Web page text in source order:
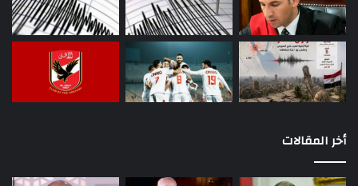
أخر المقالات